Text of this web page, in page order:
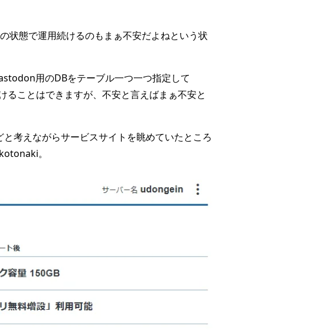
状態で運用続けるのもまぁ不安だよねという状
用のDBをテーブル一つ一つ指定して
ことはできますが、不安と言えばまぁ不安と
考えながらサービスサイトを眺めていたところ
。